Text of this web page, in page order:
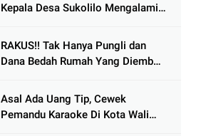
Kepala Desa Sukolilo Mengalami
Meninggal Dunia
RAKUS!! Tak Hanya Pungli dan
Dana Bedah Rumah Yang Diembat,
Tlogowungu, di Duga
Selewengkan Bantuan Mushola
Asal Ada Uang Tip, Cewek
Pemandu Karaoke Di Kota Wali